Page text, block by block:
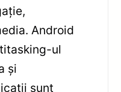
Android
ul
și
sunt